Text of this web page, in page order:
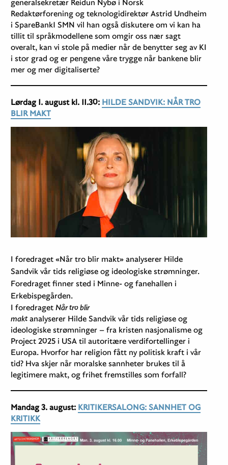
Redaktørforening og teknologidirektør Astrid Undheim
i SpareBank1 SMN vil han også diskutere om vi kan ha
tillit til språkmodellene som omgir oss nær sagt
overalt, kan vi stole på medier når de benytter seg av KI
i stor grad og er pengene våre trygge når bankene blir
mer og mer digitaliserte?
Lørdag 1. august kl. 11.30: HILDE SANDVIK: NÅR TRO
BLIR MAKT
I foredraget «Når tro blir makt» analyserer Hilde
Sandvik vår tids religiøse og ideologiske strømninger.
Foredraget finner sted i Minne- og fanehallen i
Erkebispegården.
I foredragetNår tro blir
maktanalyserer Hilde Sandvik vår tids religiøse og
ideologiske strømninger – fra kristen nasjonalisme og
Project 2025 i USA til autoritære verdifortellinger i
Europa. Hvorfor har religion fått ny politisk kraft i vår
tid? Hva skjer når moralske sannheter brukes til å
legitimere makt, og frihet fremstilles som forfall?
Mandag 3. august: KRITIKERSALONG: SANNHET OG
KRITIKK